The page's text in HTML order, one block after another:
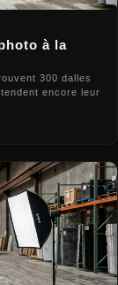
à la
300 dalles
encore leur